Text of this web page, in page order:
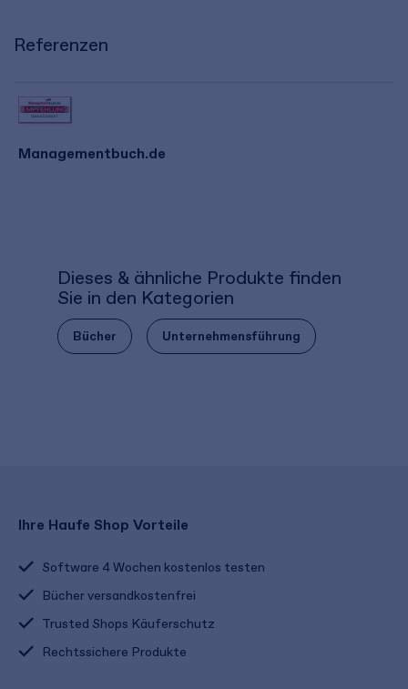
Referenzen
Managementbuch.de
Dieses & ähnliche Produkte finden
Sie in den Kategorien
Bücher Unternehmensführung
Ihre Haufe Shop Vorteile
Software 4 Wochen kostenlos testen
Bücher versandkostenfrei
Trusted Shops Käuferschutz
Rechtssichere Produkte